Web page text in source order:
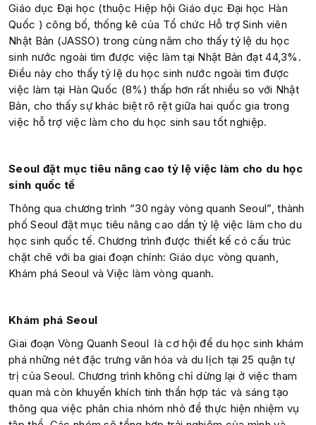
Giáo dục Đại học (thuộc Hiệp hội Giáo dục Đại học Hàn
Quốc ) công bố, thống kê của Tổ chức Hỗ trợ Sinh viên
Nhật Bản (JASSO) trong cùng năm cho thấy tỷ lệ du học
sinh nước ngoài tìm được việc làm tại Nhật Bản đạt 44,3%.
Điều này cho thấy tỷ lệ du học sinh nước ngoài tìm được
việc làm tại Hàn Quốc (8%) thấp hơn rất nhiều so với Nhật
Bản, cho thấy sự khác biệt rõ rệt giữa hai quốc gia trong
việc hỗ trợ việc làm cho du học sinh sau tốt nghiệp.
Seoul đặt mục tiêu nâng cao tỷ lệ việc làm cho du học
sinh quốc tế
Thông qua chương trình “30 ngày vòng quanh Seoul”, thành
phố Seoul đặt mục tiêu nâng cao dần tỷ lệ việc làm cho du
học sinh quốc tế. Chương trình được thiết kế có cấu trúc
chặt chẽ với ba giai đoạn chính: Giáo dục vòng quanh,
Khám phá Seoul và Việc làm vòng quanh.
Khám phá Seoul
Giai đoạn Vòng Quanh Seoul là cơ hội để du học sinh khám
phá những nét đặc trưng văn hóa và du lịch tại 25 quận tự
trị của Seoul. Chương trình không chỉ dừng lại ở việc tham
quan mà còn khuyến khích tinh thần hợp tác và sáng tạo
thông qua việc phân chia nhóm nhỏ để thực hiện nhiệm vụ